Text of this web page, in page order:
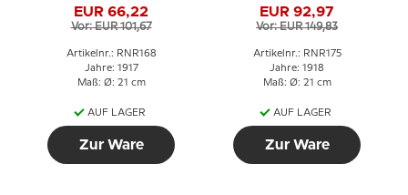
Teller, 26 APRIL 1887-
1917.
EUR 66,22
Vor: EUR 101,67
Artikelnr.: RNR168
Jahre: 1917
Maß: Ø: 21 cm
AUF LAGER
Zur Ware
Teller, DANMARK 1878
-30 JUNI - 1918.
EUR 92,97
Vor: EUR 149,83
Artikelnr.: RNR175
Jahre: 1918
Maß: Ø: 21 cm
AUF LAGER
Zur Ware